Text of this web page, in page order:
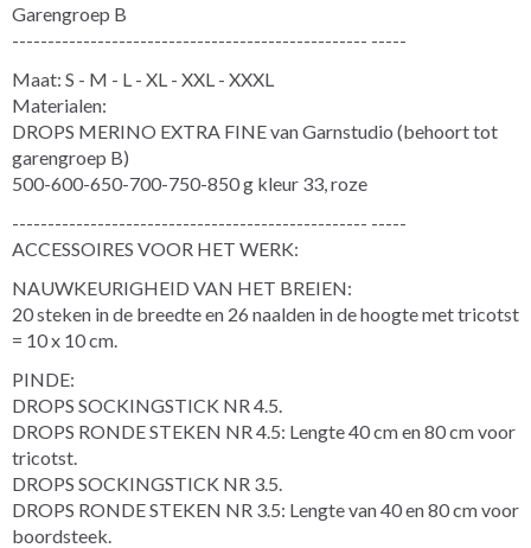
Garengroep B
-------------------------------------------------- -----
Maat: S - M - L - XL - XXL - XXXL
Materialen:
DROPS MERINO EXTRA FINE van Garnstudio (behoort tot
garengroep B)
500-600-650-700-750-850 g kleur 33, roze
-------------------------------------------------- -----
ACCESSOIRES VOOR HET WERK:
NAUWKEURIGHEID VAN HET BREIEN:
20 steken in de breedte en 26 naalden in de hoogte met tricotst
= 10 x 10 cm.
PINDE:
DROPS SOCKINGSTICK NR 4.5.
DROPS RONDE STEKEN NR 4.5: Lengte 40 cm en 80 cm voor
tricotst.
DROPS SOCKINGSTICK NR 3.5.
DROPS RONDE STEKEN NR 3.5: Lengte van 40 en 80 cm voor
boordsteek.